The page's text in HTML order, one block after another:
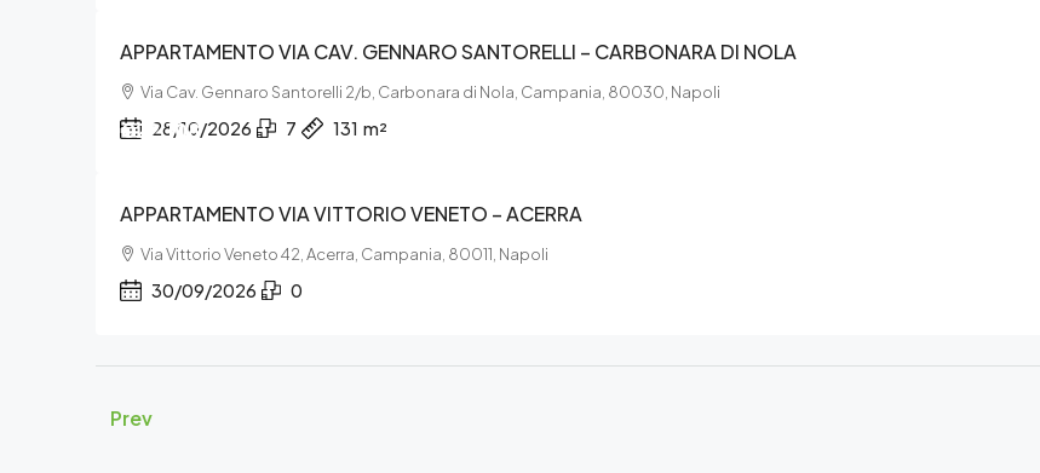
APPARTAMENTO VIA CAV. GENNARO SANTORELLI – CARBONARA DI NOLA
Via Cav. Gennaro Santorelli 2/b, Carbonara di Nola, Campania, 80030, Napoli
28/10/2026 7 131 m²
€22.108
APPARTAMENTO VIA VITTORIO VENETO – ACERRA
Via Vittorio Veneto 42, Acerra, Campania, 80011, Napoli
30/09/2026 0
Prev